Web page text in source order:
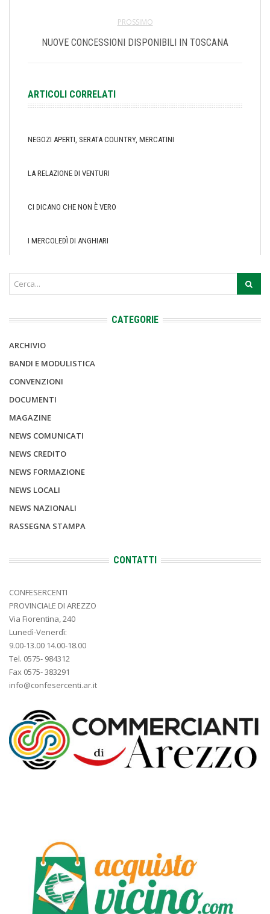
PROSSIMO
NUOVE CONCESSIONI DISPONIBILI IN TOSCANA
ARTICOLI CORRELATI
NEGOZI APERTI, SERATA COUNTRY, MERCATINI
LA RELAZIONE DI VENTURI
CI DICANO CHE NON È VERO
I MERCOLEDÌ DI ANGHIARI
CATEGORIE
ARCHIVIO
BANDI E MODULISTICA
CONVENZIONI
DOCUMENTI
MAGAZINE
NEWS COMUNICATI
NEWS CREDITO
NEWS FORMAZIONE
NEWS LOCALI
NEWS NAZIONALI
RASSEGNA STAMPA
CONTATTI
CONFESERCENTI
PROVINCIALE DI AREZZO
Via Fiorentina, 240
Lunedì-Venerdì:
9.00-13.00 14.00-18.00
Tel. 0575- 984312
Fax 0575- 383291
info@confesercenti.ar.it